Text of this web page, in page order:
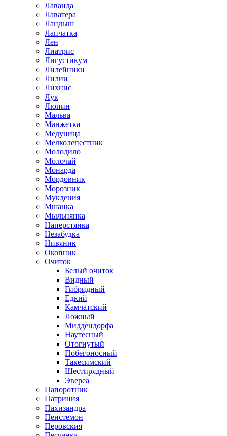
Лаванда
Лаватера
Ландыш
Лапчатка
Лен
Лиатрис
Лигустикум
Лилейники
Лилии
Лихнис
Лук
Люпин
Мальва
Манжетка
Медуница
Мелколепестник
Молодило
Молочай
Монарда
Мордовник
Морозник
Мукдения
Мшанка
Мыльнянка
Наперстянка
Незабудка
Нивяник
Окопник
Очиток
Белый очиток
Видный
Гибридный
Едкий
Камчатский
Ложный
Миддендорфа
Наутесный
Отогнутый
Побегоносный
Такесимский
Шестирядный
Эверса
Папоротник
Патриния
Пахизандра
Пенстемон
Перовския